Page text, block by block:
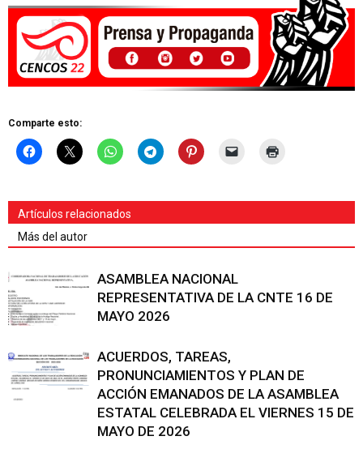
Comparte esto:
Artículos relacionados
Más del autor
ASAMBLEA NACIONAL
REPRESENTATIVA DE LA CNTE 16 DE
MAYO 2026
ACUERDOS, TAREAS,
PRONUNCIAMIENTOS Y PLAN DE
ACCIÓN EMANADOS DE LA ASAMBLEA
ESTATAL CELEBRADA EL VIERNES 15 DE
MAYO DE 2026